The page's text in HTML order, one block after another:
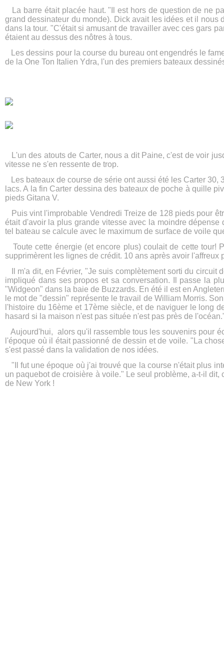
La barre était placée haut. "Il est hors de question de ne
grand dessinateur du monde). Dick avait les idées et il nous
dans la tour. "C'était si amusant de travailler avec ces gars
étaient au dessus des nôtres à tous.
Les dessins pour la course du bureau ont engendrés le
de la One Ton Italien Ydra, l'un des premiers bateaux
L'un des atouts de Carter, nous a dit Paine, c'est de voir
vitesse ne s'en ressente de trop.
Les bateaux de course de série ont aussi été les Carter 30,
lacs. A la fin Carter dessina des bateaux de poche à quille
pieds Gitana V.
Puis vint l'improbable Vendredi Treize de 128 pieds pour
était d'avoir la plus grande vitesse avec la moindre
tel bateau se calcule avec le maximum de surface de voile
Toute cette énergie (et encore plus) coulait de cette tour!
supprimèrent les lignes de crédit. 10 ans après avoir
Il m'a dit, en Février, "Je suis complètement sorti du circuit
impliqué dans ses propos et sa conversation. Il passe la
"Widgeon" dans la baie de Buzzards. En été il est en
le mot de "dessin" représente le travail de William Morris.
l'histoire du 16ème et 17ème siècle, et de naviguer le long
hasard si la maison n'est pas située n'est pas près de
Aujourd'hui, alors qu'il rassemble tous les souvenirs pour
l'époque où il était passionné de dessin et de voile. "La
s'est passé dans la validation de nos idées.
"Il fut une époque où j'ai trouvé que la course n'était plus
un paquebot de croisière à voile." Le seul problème, a-t-il
de New York !